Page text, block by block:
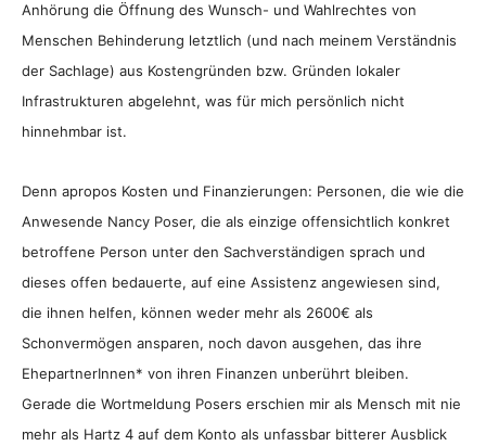
Anhörung die Öffnung des Wunsch- und Wahlrechtes von
Menschen Behinderung letztlich (und nach meinem Verständnis
der Sachlage) aus Kostengründen bzw. Gründen lokaler
Infrastrukturen abgelehnt, was für mich persönlich nicht
hinnehmbar ist.
Denn apropos Kosten und Finanzierungen: Personen, die wie die
Anwesende Nancy Poser, die als einzige offensichtlich konkret
betroffene Person unter den Sachverständigen sprach und
dieses offen bedauerte, auf eine Assistenz angewiesen sind,
die ihnen helfen, können weder mehr als 2600€ als
Schonvermögen ansparen, noch davon ausgehen, das ihre
EhepartnerInnen* von ihren Finanzen unberührt bleiben.
Gerade die Wortmeldung Posers erschien mir als Mensch mit nie
mehr als Hartz 4 auf dem Konto als unfassbar bitterer Ausblick